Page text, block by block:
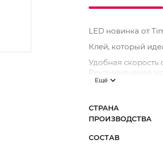
LED новинка от
Клей, который
Удобная скорость
Рекомендуемая
Консистенция:
Ещё
СТРАНА
ПРОИЗВОДСТВА
СОСТАВ